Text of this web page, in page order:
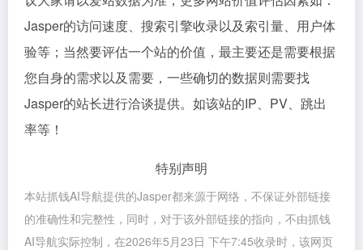
Jasper的访问速度、搜索引擎收录以及索引量、用户体
验等；当然要评估一个站的价值，最主要还是需要根据
您自身的需求以及需要，一些确切的数据则需要找
Jasper的站长进行洽谈提供。如该站的IP、PV、跳出
率等！
特别声明
本站抓钱AI导航提供的Jasper都来源于网络，不保证外部链接
的准确性和完整性，同时，对于该外部链接的指向，不由抓钱
AI导航实际控制，在2026年5月23日 下午7:45收录时，该网页